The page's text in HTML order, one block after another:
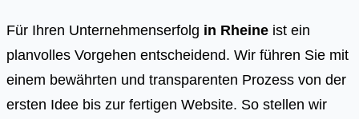
Für Ihren Unternehmenserfolg in Rheine ist ein
planvolles Vorgehen entscheidend. Wir führen Sie mit
einem bewährten und transparenten Prozess von der
ersten Idee bis zur fertigen Website. So stellen wir